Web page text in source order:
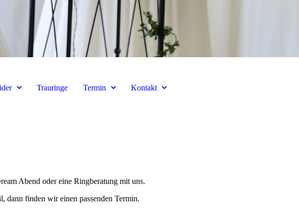
Trauringe Termin Kontakt
Abend oder eine Ringberatung mit uns.
dann finden wir einen passenden Termin.